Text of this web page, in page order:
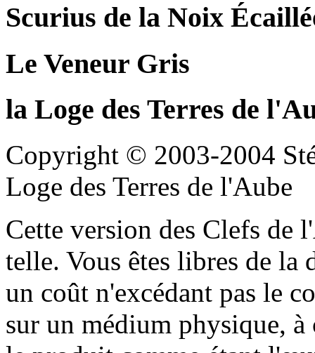
Scurius de la Noix
Le Veneur Gris
la Loge des Terres de
Copyright © 2003-2004
Loge des Terres de l'Aube
Cette version des Clefs de
telle. Vous êtes libres de
un coût n'excédant pas le
sur un médium physique,